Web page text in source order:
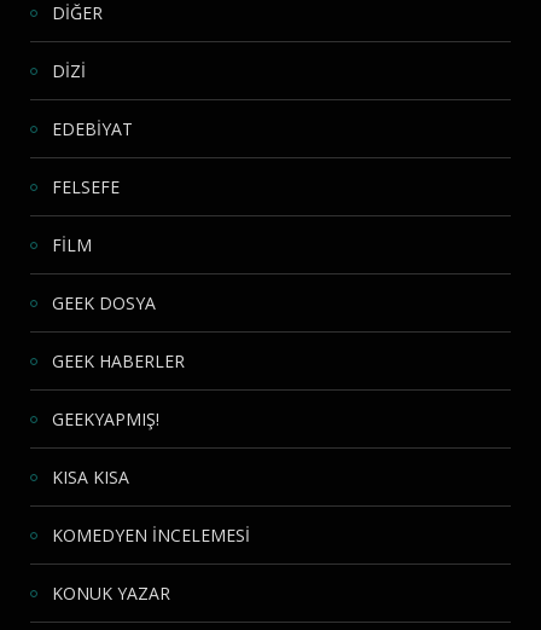
DİĞER
DİZİ
EDEBİYAT
FELSEFE
FİLM
GEEK DOSYA
GEEK HABERLER
GEEKYAPMIŞ!
KISA KISA
KOMEDYEN İNCELEMESİ
KONUK YAZAR